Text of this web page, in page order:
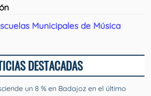
Municipales de Música
DESTACADAS
un 8 % en Badajoz en el último